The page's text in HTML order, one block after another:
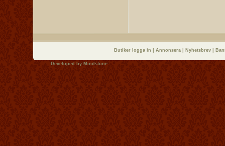
Butiker logga in Annonsera Nyhetsbrev
Developed by Mindstone